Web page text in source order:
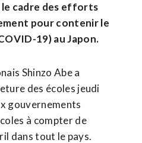
cadre des efforts
pour contenir le
19) au Japon.
Shinzo Abe a
des écoles jeudi
gouvernements
à compter de
dans tout le pays.